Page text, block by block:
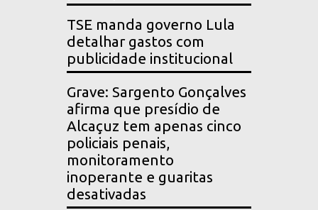
TSE manda governo Lula
detalhar gastos com
publicidade institucional
Grave: Sargento Gonçalves
afirma que presídio de
Alcaçuz tem apenas cinco
policiais penais,
monitoramento
inoperante e guaritas
desativadas